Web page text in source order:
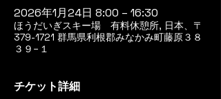
2026年1月24日 8:00 – 16:30
ほうだいぎスキー場 有料休憩所, 日本、〒
379-1721 群馬県利根郡みなかみ町藤原３８
３９−１
チケット詳細